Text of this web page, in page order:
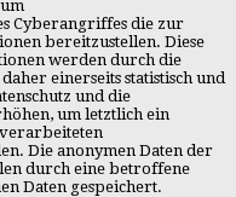
Cyberangriffes die zur
bereitzustellen. Diese
werden durch die
einerseits statistisch und
und die
um letztlich ein
Die anonymen Daten der
durch eine betroffene
Daten gespeichert.